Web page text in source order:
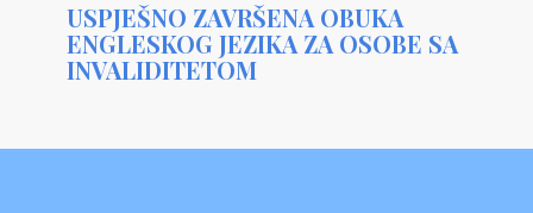
USPJEŠNO ZAVRŠENA OBUKA
ENGLESKOG JEZIKA ZA OSOBE SA
INVALIDITETOM